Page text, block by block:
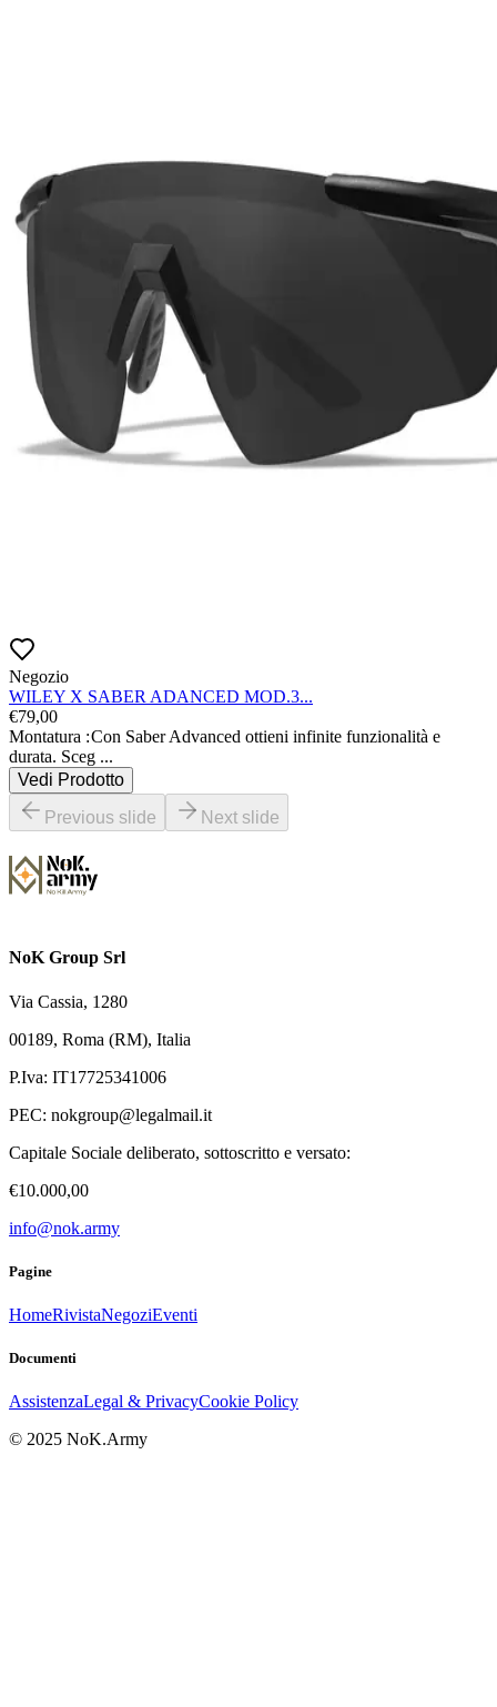
Negozio
WILEY X SABER ADANCED MOD.3...
€79,00
Montatura :Con Saber Advanced ottieni infinite funzionalità e
durata. Sceg ...
Vedi Prodotto
Previous slide
Next slide
NoK Group Srl
Via Cassia, 1280
00189, Roma (RM), Italia
P.Iva: IT17725341006
PEC: nokgroup@legalmail.it
Capitale Sociale deliberato, sottoscritto e versato:
€10.000,00
info@nok.army
Pagine
HomeRivistaNegoziEventi
Documenti
AssistenzaLegal & PrivacyCookie Policy
© 2025 NoK.Army